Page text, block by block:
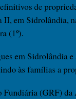
de
em Sidrolândia,
(1º).
em Sidrolândia
às famílias a
Fundiária (GRF)